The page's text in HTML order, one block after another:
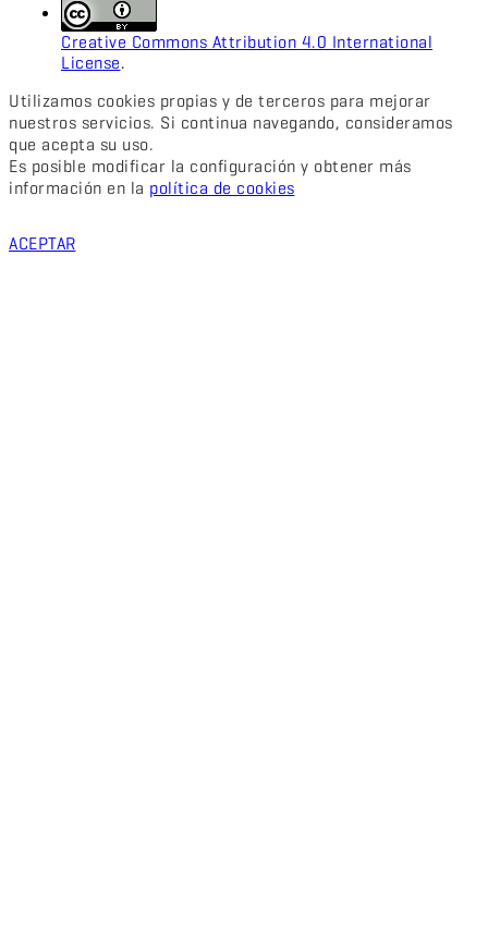
Creative Commons Attribution 4.0 International
License.
Utilizamos cookies propias y de terceros para mejorar
nuestros servicios. Si continua navegando, consideramos
que acepta su uso.
Es posible modificar la configuración y obtener más
información en la política de cookies
ACEPTAR